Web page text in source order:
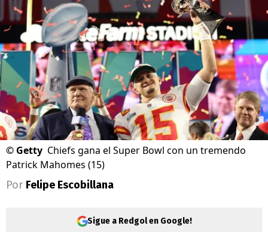
© Getty Chiefs gana el Super Bowl con un tremendo
Patrick Mahomes (15)
Por Felipe Escobillana
Sigue a Redgol en Google!